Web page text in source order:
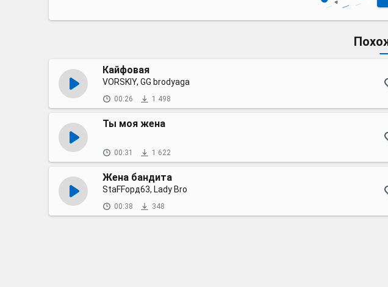
Кайфовая
VORSKIY, GG brodyaga
00:26 1 498
Ты моя жена
00:31 1 622
Жена бандита
StaFFорд63, Lady Bro
00:38 348